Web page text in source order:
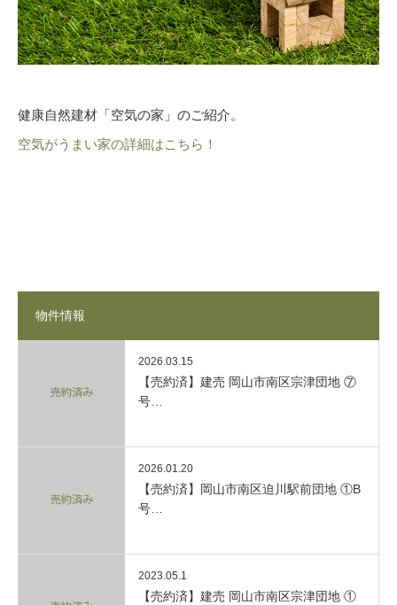
健康自然建材「空気の家」のご紹介。
空気がうまい家の詳細はこちら！
物件情報
2026.03.15
【売約済】建売 岡山市南区宗津団地 ⑦
号…
2026.01.20
【売約済】岡山市南区迫川駅前団地 ①B
号…
2023.05.1
【売約済】建売 岡山市南区宗津団地 ①